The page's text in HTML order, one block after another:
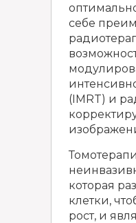
себе
(IMRT) и
которая
клетки,
рост, и